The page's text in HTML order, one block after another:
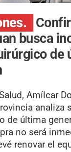
busca
de
Amílcar
analiza
de última
no será
renovar el